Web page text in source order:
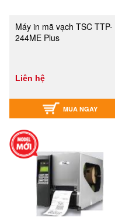
Máy in mã vạch TSC TTP-
244ME Plus
Liên hệ
MUA NGAY